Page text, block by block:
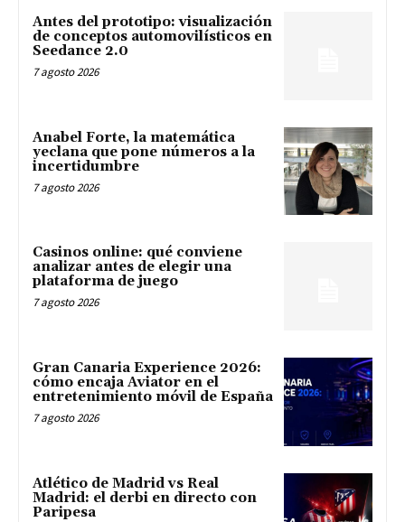
Antes del prototipo: visualización
de conceptos automovilísticos en
Seedance 2.0
7 agosto 2026
Anabel Forte, la matemática
yeclana que pone números a la
incertidumbre
7 agosto 2026
Casinos online: qué conviene
analizar antes de elegir una
plataforma de juego
7 agosto 2026
Gran Canaria Experience 2026:
cómo encaja Aviator en el
entretenimiento móvil de España
7 agosto 2026
Atlético de Madrid vs Real
Madrid: el derbi en directo con
Paripesa